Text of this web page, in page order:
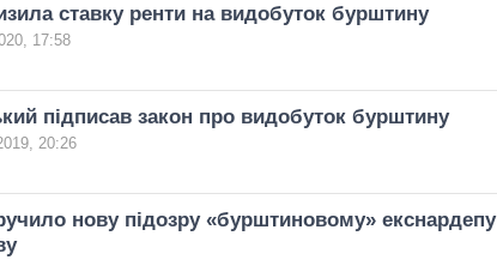
ставку ренти на видобуток бурштину
17:58
підписав закон про видобуток бурштину
20:26
нову підозру «бурштиновому» екснардепу